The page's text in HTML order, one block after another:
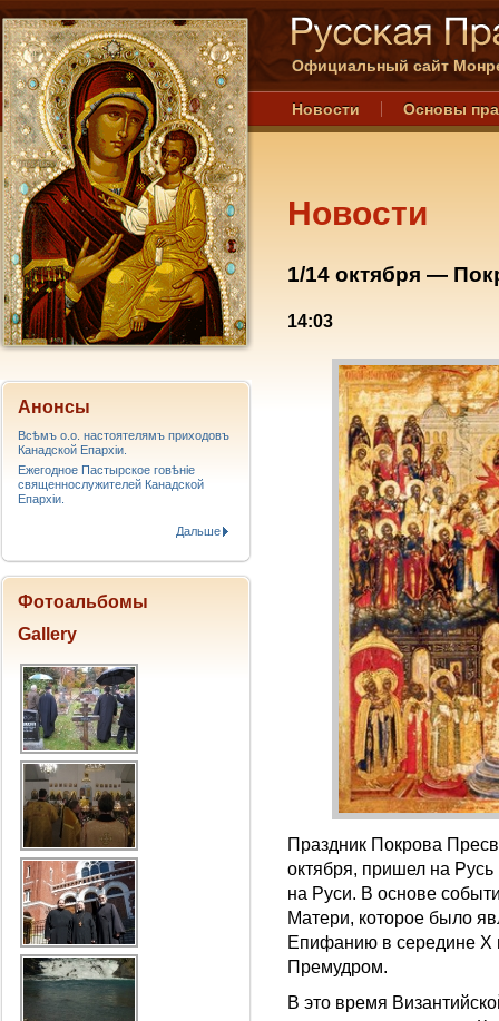
Официальный сайт
Новости Основы
Новости
1/14 октября —
14:03
Праздник Покрова
октября, пришел на
на Руси. В основе
Матери, которое было
Епифанию в середине Х
Премудром.
В это время
Анонсы
Всѣмъ о.о. настоятелямъ приходовъ
Канадской Епархiи.
Ежегодное Пастырское говѣніе
священнослужителей Канадской
Епархіи.
Дальше
Фотоальбомы
Gallery